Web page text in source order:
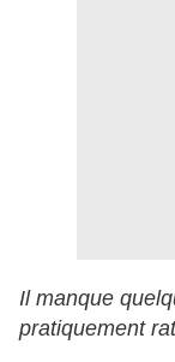
Il manque
pratiquement